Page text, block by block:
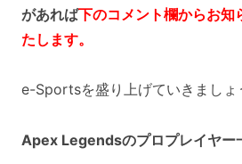
があれば下のコメント欄からお知
たします。
e-Sportsを盛り上げていきましょ
Apex Legendsのプロプレイヤー